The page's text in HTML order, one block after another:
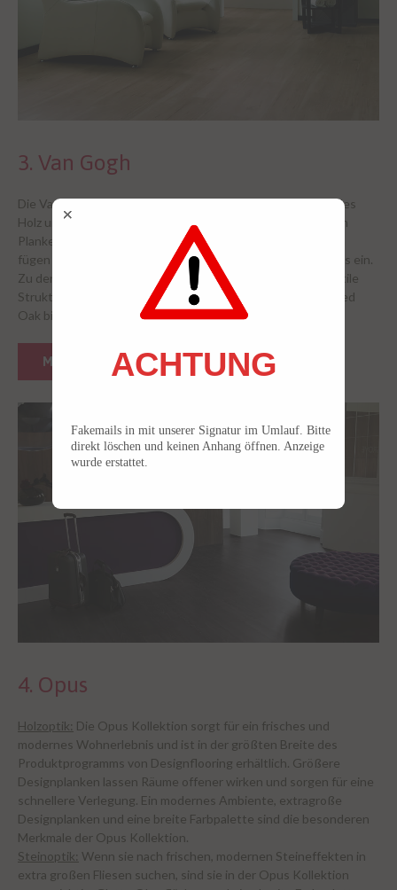
3. Van Gogh
Die Van Gogh Kollektion steht ganz im Zeichen des Vorbildes
Holz und bietet eine reiche Auswahl an Designs. Mit großen
Planken, der natürlichen Maserung und subtilen Strukturen
fügen sich die Produkte in praktisch jede Umgebung nahtlos ein.
Zu den Merkmalen gehören authentische Holzeffekte, subtile
Strukturen sowie eine Farbpalette von hellem White Washed
Oak bis dunklem Ebony.
MEHR
4. Opus
Holzoptik: Die Opus Kollektion sorgt für ein frisches und
modernes Wohnerlebnis und ist in der größten Breite des
Produktprogramms von Designflooring erhältlich. Größere
Designplanken lassen Räume offener wirken und sorgen für eine
schnellere Verlegung. Ein modernes Ambiente, extragroße
Designplanken und eine breite Farbpalette sind die besonderen
Merkmale der Opus Kollektion.
Steinoptik: Wenn sie nach frischen, modernen Steineffekten in
extra großen Fliesen suchen, sind sie in der Opus Kollektion
ACHTUNG
Fakemails in mit unserer Signatur im Umlauf. Bitte
direkt löschen und keinen Anhang öffnen. Anzeige
wurde erstattet.